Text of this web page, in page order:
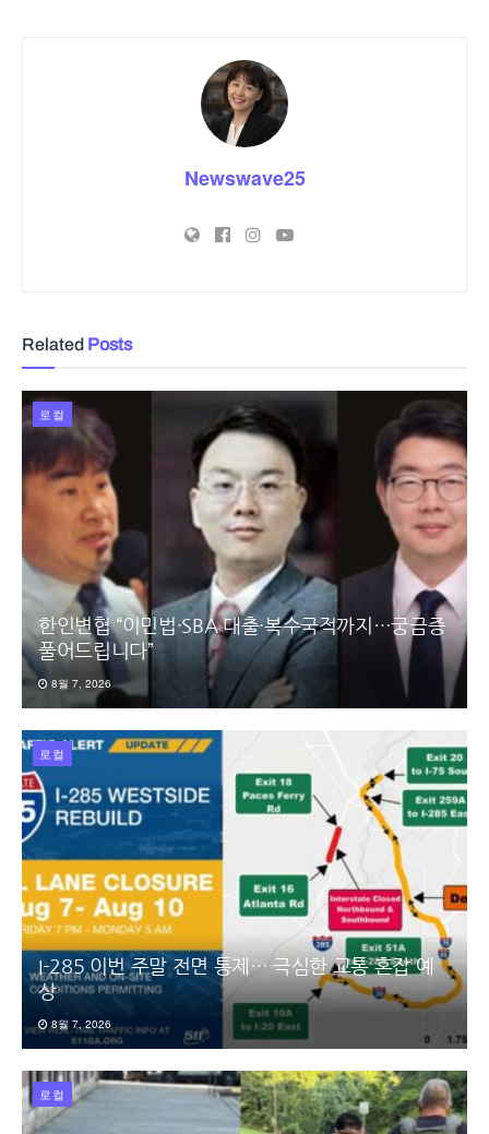
Newswave25
Related Posts
로컬
한인변협 “이민법·SBA 대출·복수국적까지…궁금증
풀어드립니다”
8월 7, 2026
로컬
I-285 이번 주말 전면 통제… 극심한 교통 혼잡 예
상
8월 7, 2026
로컬